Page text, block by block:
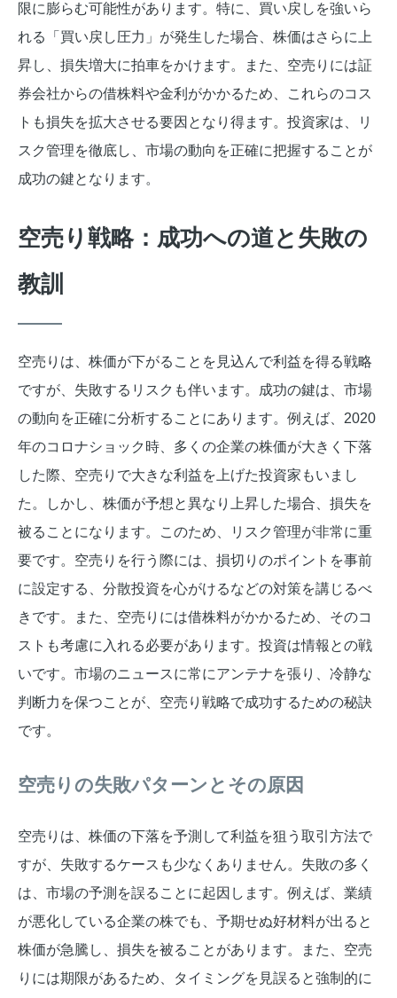
限に膨らむ可能性があります。特に、買い戻しを強いら
れる「買い戻し圧力」が発生した場合、株価はさらに上
昇し、損失増大に拍車をかけます。また、空売りには証
券会社からの借株料や金利がかかるため、これらのコス
トも損失を拡大させる要因となり得ます。投資家は、リ
スク管理を徹底し、市場の動向を正確に把握することが
成功の鍵となります。
空売り戦略：成功への道と失敗の
教訓
空売りは、株価が下がることを見込んで利益を得る戦略
ですが、失敗するリスクも伴います。成功の鍵は、市場
の動向を正確に分析することにあります。例えば、2020
年のコロナショック時、多くの企業の株価が大きく下落
した際、空売りで大きな利益を上げた投資家もいまし
た。しかし、株価が予想と異なり上昇した場合、損失を
被ることになります。このため、リスク管理が非常に重
要です。空売りを行う際には、損切りのポイントを事前
に設定する、分散投資を心がけるなどの対策を講じるべ
きです。また、空売りには借株料がかかるため、そのコ
ストも考慮に入れる必要があります。投資は情報との戦
いです。市場のニュースに常にアンテナを張り、冷静な
判断力を保つことが、空売り戦略で成功するための秘訣
です。
空売りの失敗パターンとその原因
空売りは、株価の下落を予測して利益を狙う取引方法で
すが、失敗するケースも少なくありません。失敗の多く
は、市場の予測を誤ることに起因します。例えば、業績
が悪化している企業の株でも、予期せぬ好材料が出ると
株価が急騰し、損失を被ることがあります。また、空売
りには期限があるため、タイミングを見誤ると強制的に